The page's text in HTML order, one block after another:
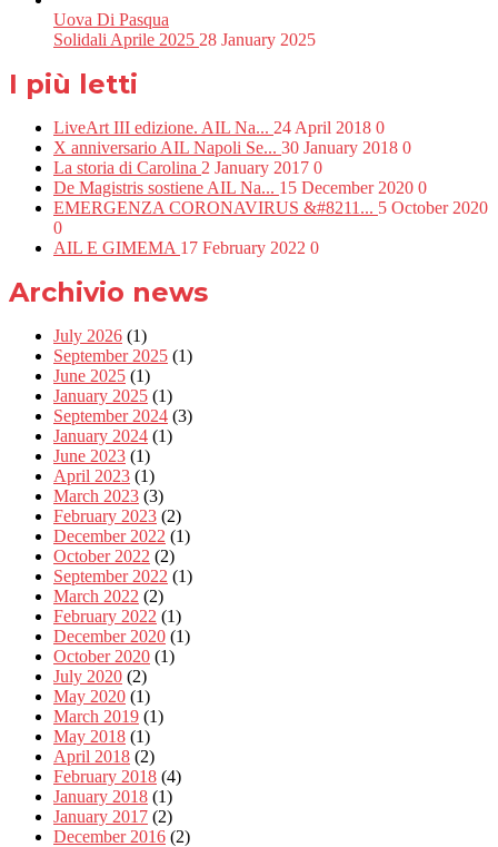
Uova Di Pasqua
Solidali Aprile 2025 28 January 2025
I più letti
LiveArt III edizione. AIL Na... 24 April 2018 0
X anniversario AIL Napoli Se... 30 January 2018 0
La storia di Carolina 2 January 2017 0
De Magistris sostiene AIL Na... 15 December 2020 0
EMERGENZA CORONAVIRUS &#8211... 5 October 2020
0
AIL E GIMEMA 17 February 2022 0
Archivio news
July 2026 (1)
September 2025 (1)
June 2025 (1)
January 2025 (1)
September 2024 (3)
January 2024 (1)
June 2023 (1)
April 2023 (1)
March 2023 (3)
February 2023 (2)
December 2022 (1)
October 2022 (2)
September 2022 (1)
March 2022 (2)
February 2022 (1)
December 2020 (1)
October 2020 (1)
July 2020 (2)
May 2020 (1)
March 2019 (1)
May 2018 (1)
April 2018 (2)
February 2018 (4)
January 2018 (1)
January 2017 (2)
December 2016 (2)